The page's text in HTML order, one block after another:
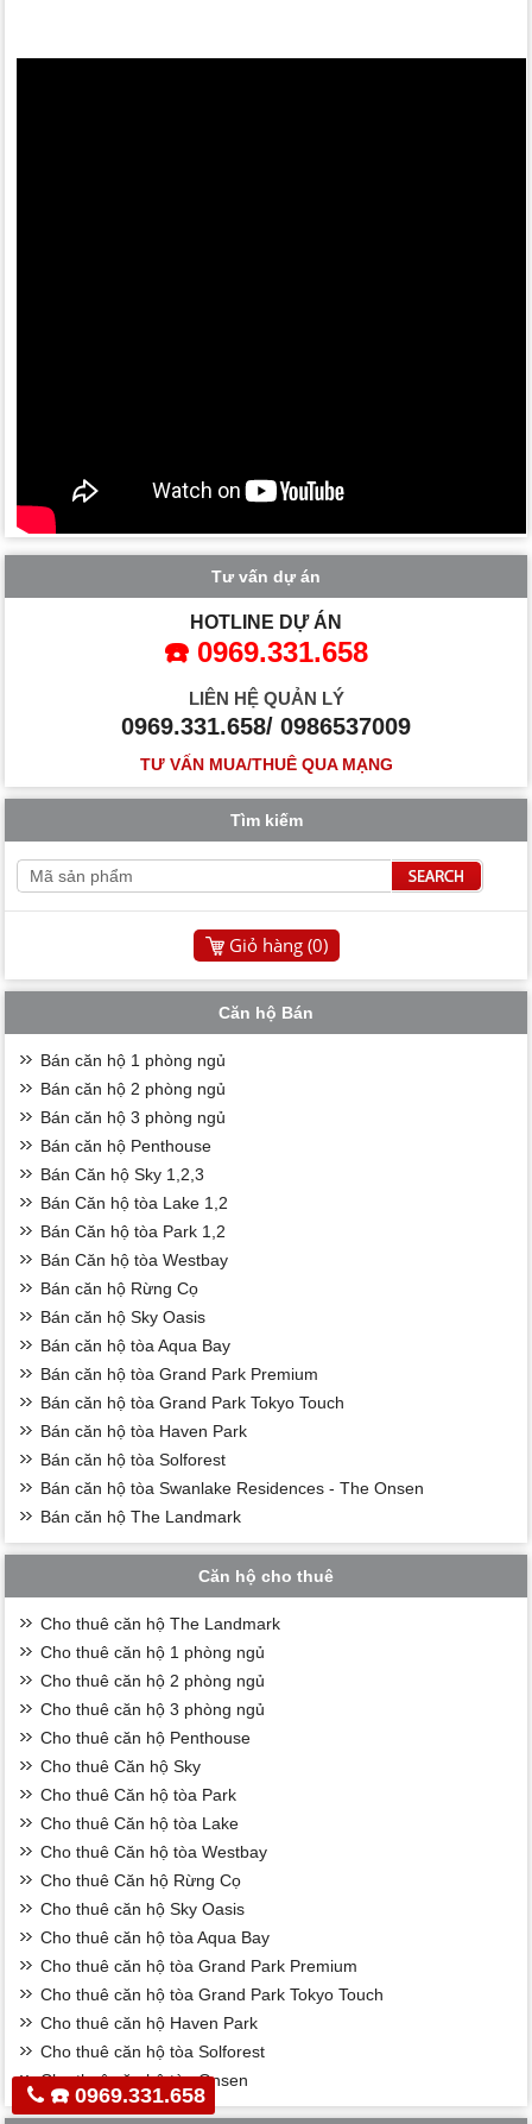
Tư vấn dự án
HOTLINE DỰ ÁN
☎️ 0969.331.658
LIÊN HỆ QUẢN LÝ
0969.331.658/ 0986537009
TƯ VẤN MUA/THUÊ QUA MẠNG
Tìm kiếm
Giỏ hàng (0)
Căn hộ Bán
Bán căn hộ 1 phòng ngủ
Bán căn hộ 2 phòng ngủ
Bán căn hộ 3 phòng ngủ
Bán căn hộ Penthouse
Bán Căn hộ Sky 1,2,3
Bán Căn hộ tòa Lake 1,2
Bán Căn hộ tòa Park 1,2
Bán Căn hộ tòa Westbay
Bán căn hộ Rừng Cọ
Bán căn hộ Sky Oasis
Bán căn hộ tòa Aqua Bay
Bán căn hộ tòa Grand Park Premium
Bán căn hộ tòa Grand Park Tokyo Touch
Bán căn hộ tòa Haven Park
Bán căn hộ tòa Solforest
Bán căn hộ tòa Swanlake Residences - The Onsen
Bán căn hộ The Landmark
Căn hộ cho thuê
Cho thuê căn hộ The Landmark
Cho thuê căn hộ 1 phòng ngủ
Cho thuê căn hộ 2 phòng ngủ
Cho thuê căn hộ 3 phòng ngủ
Cho thuê căn hộ Penthouse
Cho thuê Căn hộ Sky
Cho thuê Căn hộ tòa Park
Cho thuê Căn hộ tòa Lake
Cho thuê Căn hộ tòa Westbay
Cho thuê Căn hộ Rừng Cọ
Cho thuê căn hộ Sky Oasis
Cho thuê căn hộ tòa Aqua Bay
Cho thuê căn hộ tòa Grand Park Premium
Cho thuê căn hộ tòa Grand Park Tokyo Touch
Cho thuê căn hộ Haven Park
Cho thuê căn hộ tòa Solforest
Cho thuê căn hộ tòa Onsen
☎️ 0969.331.658